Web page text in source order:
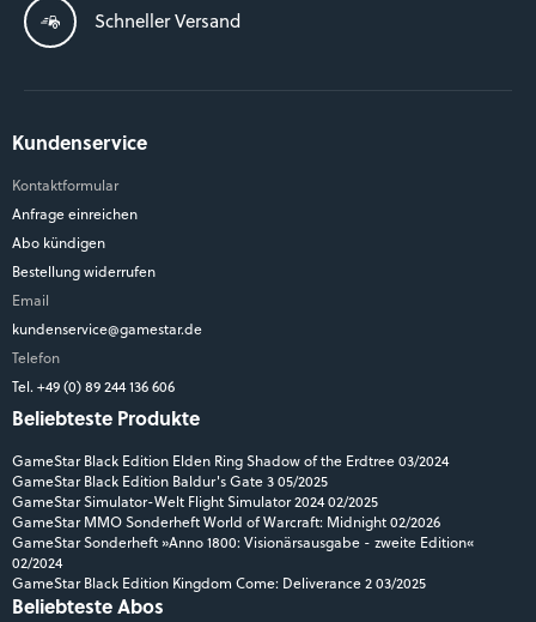
Schneller Versand
Kundenservice
Kontaktformular
Anfrage einreichen
Abo kündigen
Bestellung widerrufen
Email
kundenservice@gamestar.de
Telefon
Tel. +49 (0) 89 244 136 606
Beliebteste Produkte
GameStar Black Edition Elden Ring Shadow of the Erdtree 03/2024
GameStar Black Edition Baldur's Gate 3 05/2025
GameStar Simulator-Welt Flight Simulator 2024 02/2025
GameStar MMO Sonderheft World of Warcraft: Midnight 02/2026
GameStar Sonderheft »Anno 1800: Visionärsausgabe - zweite Edition«
02/2024
GameStar Black Edition Kingdom Come: Deliverance 2 03/2025
Beliebteste Abos